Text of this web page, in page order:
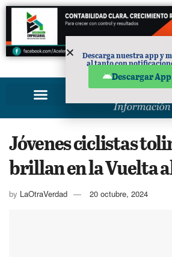
PUBLICIDAD
Jóvenes ciclistas
brillan en la Vuelta
by LaOtraVerdad 20 octubre, 2024
Descarga nuestra app y
al tanto con
Descargar App